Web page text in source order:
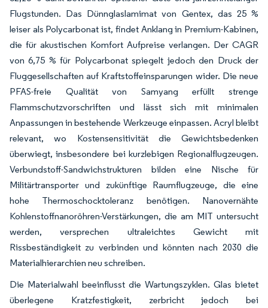
Flugstunden. Das Dünnglaslamimat von Gentex, das 25 %
leiser als Polycarbonat ist, findet Anklang in Premium-Kabinen,
die für akustischen Komfort Aufpreise verlangen. Der CAGR
von 6,75 % für Polycarbonat spiegelt jedoch den Druck der
Fluggesellschaften auf Kraftstoffeinsparungen wider. Die neue
PFAS-freie Qualität von Samyang erfüllt strenge
Flammschutzvorschriften und lässt sich mit minimalen
Anpassungen in bestehende Werkzeuge einpassen. Acryl bleibt
relevant, wo Kostensensitivität die Gewichtsbedenken
überwiegt, insbesondere bei kurzlebigen Regionalflugzeugen.
Verbundstoff-Sandwichstrukturen bilden eine Nische für
Militärtransporter und zukünftige Raumflugzeuge, die eine
hohe Thermoschocktoleranz benötigen. Nanovernähte
Kohlenstoffnanoröhren-Verstärkungen, die am MIT untersucht
werden, versprechen ultraleichtes Gewicht mit
Rissbeständigkeit zu verbinden und könnten nach 2030 die
Materialhierarchien neu schreiben.
Die Materialwahl beeinflusst die Wartungszyklen. Glas bietet
überlegene Kratzfestigkeit, zerbricht jedoch bei